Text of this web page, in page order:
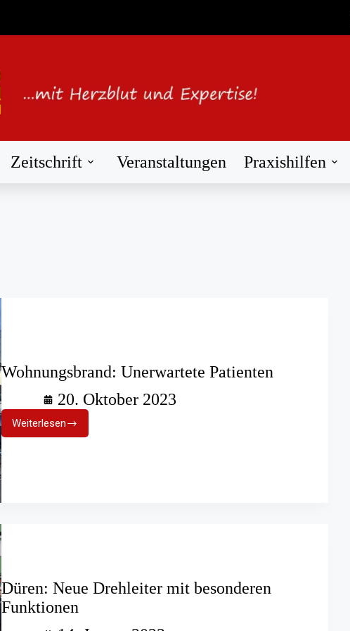
Zeitschrift Veranstaltungen Praxishilfen
Wohnungsbrand: Unerwartete Patienten
20. Oktober 2023
WeiterlesenWohnungsbrand:
Unerwartete
Düren: Neue Drehleiter mit besonderen
Funktionen